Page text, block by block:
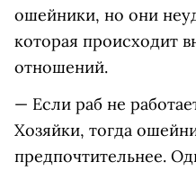
ошейники, но они
которая происходит
отношений.
— Если раб не
Хозяйки, тогда
предпочтительнее.